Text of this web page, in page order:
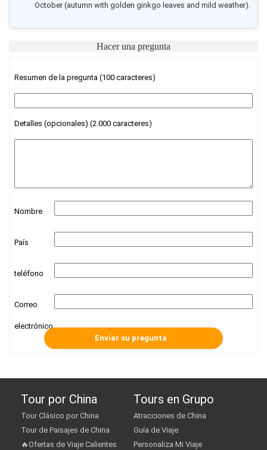
October (autumn with golden ginkgo leaves and mild weather).
Hacer una pregunta
Resumen de la pregunta (100 caracteres)
Detalles (opcionales) (2.000 caracteres)
Nombre
País
teléfono
Correo
electrónico
Tour por China
Tour Clásico por China
Tour de Paisajes de China
🔥Ofertas de Viaje Calientes
Tours en Grupo
Atracciones de China
Guía de Viaje
Personaliza Mi Viaje